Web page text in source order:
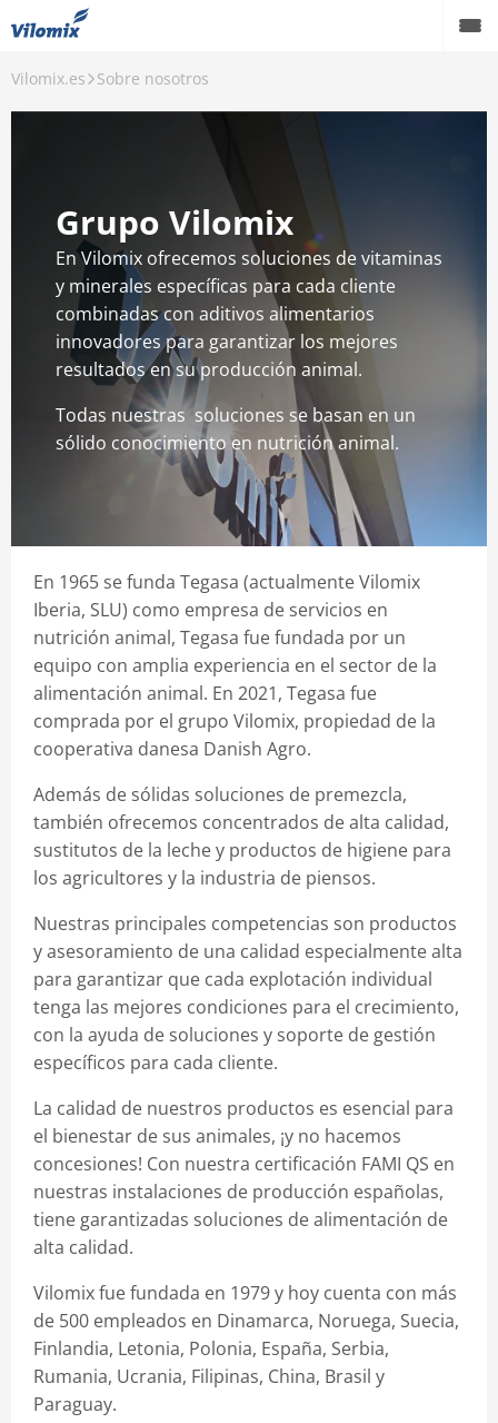
Vilomix.es Sobre nosotros
Grupo Vilomix
En Vilomix ofrecemos soluciones de vitaminas
y minerales específicas para cada cliente
combinadas con aditivos alimentarios
innovadores para garantizar los mejores
resultados en su producción animal.
Todas nuestras soluciones se basan en un
sólido conocimiento en nutrición animal.
En 1965 se funda Tegasa (actualmente Vilomix
Iberia, SLU) como empresa de servicios en
nutrición animal, Tegasa fue fundada por un
equipo con amplia experiencia en el sector de la
alimentación animal. En 2021, Tegasa fue
comprada por el grupo Vilomix, propiedad de la
cooperativa danesa Danish Agro.
Además de sólidas soluciones de premezcla,
también ofrecemos concentrados de alta calidad,
sustitutos de la leche y productos de higiene para
los agricultores y la industria de piensos.
Nuestras principales competencias son productos
y asesoramiento de una calidad especialmente alta
para garantizar que cada explotación individual
tenga las mejores condiciones para el crecimiento,
con la ayuda de soluciones y soporte de gestión
específicos para cada cliente.
La calidad de nuestros productos es esencial para
el bienestar de sus animales, ¡y no hacemos
concesiones! Con nuestra certificación FAMI QS en
nuestras instalaciones de producción españolas,
tiene garantizadas soluciones de alimentación de
alta calidad.
Vilomix fue fundada en 1979 y hoy cuenta con más
de 500 empleados en Dinamarca, Noruega, Suecia,
Finlandia, Letonia, Polonia, España, Serbia,
Rumania, Ucrania, Filipinas, China, Brasil y
Paraguay.
Vacuno
Avicultura
Servicios
Carrera
Sobre nosotros
Contacto
Eventos
KNOWLEDGE HUB